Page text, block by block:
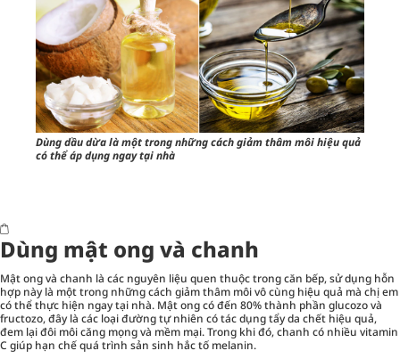
Dùng dầu dừa là một trong những cách giảm thâm môi hiệu quả
có thể áp dụng ngay tại nhà
Dùng mật ong và chanh
Mật ong và chanh là các nguyên liệu quen thuộc trong căn bếp, sử dụng hỗn
hợp này là một trong những cách giảm thâm môi vô cùng hiệu quả mà chị em
có thể thực hiện ngay tại nhà. Mật ong có đến 80% thành phần glucozo và
fructozo, đây là các loại đường tự nhiên có tác dụng tẩy da chết hiệu quả,
đem lại đôi môi căng mọng và mềm mại. Trong khi đó, chanh có nhiều vitamin
C giúp hạn chế quá trình sản sinh hắc tố melanin.